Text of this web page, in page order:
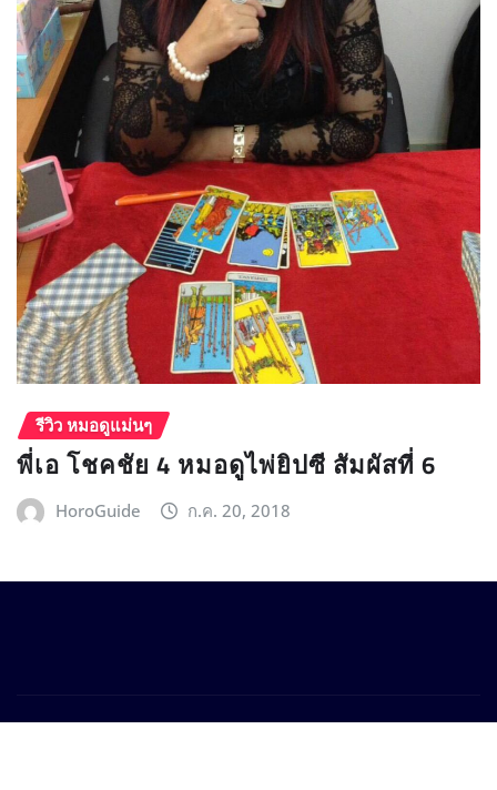
รีวิว หมอดูแม่นๆ
พี่เอ โชคชัย 4 หมอดูไพ่ยิปซี สัมผัสที่ 6
HoroGuide ก.ค. 20, 2018